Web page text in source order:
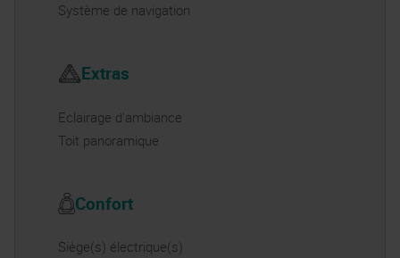
Système de navigation
Extras
Eclairage d'ambiance
Toit panoramique
Confort
Siège(s) électrique(s)